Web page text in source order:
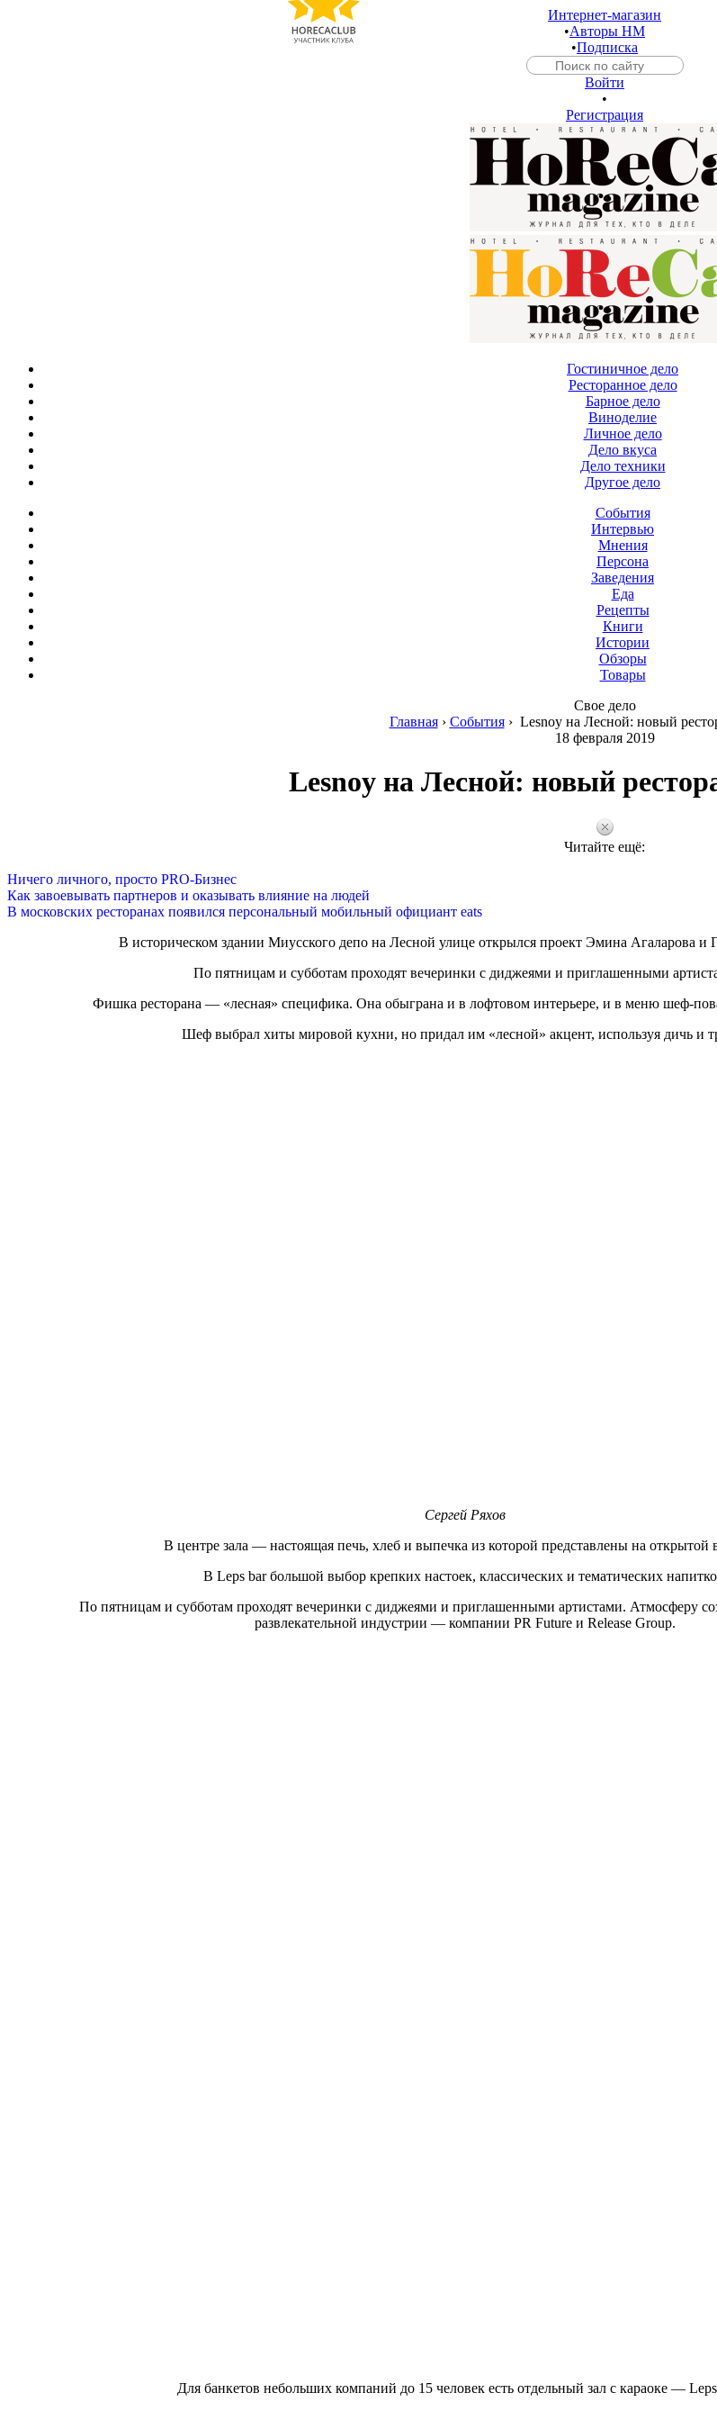
Интернет-магазин
•Авторы HM
•Подписка
Войти
•
Регистрация
Гостиничное дело
Ресторанное дело
Барное дело
Виноделие
Личное дело
Дело вкуса
Дело техники
Другое дело
События
Интервью
Мнения
Персона
Заведения
Еда
Рецепты
Книги
Истории
Обзоры
Товары
Свое дело
Главная› События› Lesnoy на Лесной: новый
18 февраля 2019
Lesnoy на Лесной: новый
Читайте ещё:
Ничего личного, просто PRO-Бизнес
Как завоевывать партнеров и оказывать влияние на людей
В московских ресторанах появился персональный мобильный официант eats
В историческом здании Миусского депо на Лесной улице открылся проект Эмина Агаларова и
По пятницам и субботам проходят вечеринки с диджеями и приглашенными
Фишка ресторана — «лесная» специфика. Она обыграна и в лофтовом интерьере, и в меню шеф-
Шеф выбрал хиты мировой кухни, но придал им «лесной» акцент, используя дичь и
Сергей Ряхов
В центре зала — настоящая печь, хлеб и выпечка из которой представлены на открытой
В Leps bar большой выбор крепких настоек, классических и тематических
По пятницам и субботам проходят вечеринки с диджеями и приглашенными артистами. Атмосферу
развлекательной индустрии — компании PR Future и Release Group.
Для банкетов небольших компаний до 15 человек есть отдельный зал с караоке —